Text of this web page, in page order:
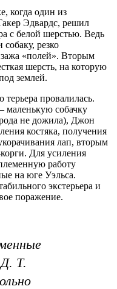
когда один из
Эдвардс, решил
с белой шерстью. Ведь
резко
«полей». Вторым
шерсть, на которую
землей.
провалилась.
маленькую собачку
не дожила), Джон
костяка, получения
лап, вторым
Для усиления
работу
на юге Уэльса.
экстерьера и
поражение.
Т.